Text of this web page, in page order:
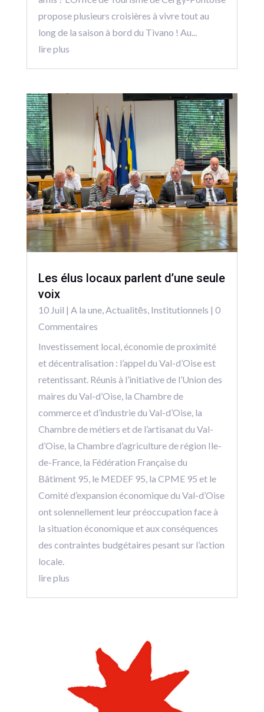
propose plusieurs croisières à vivre tout au
long de la saison à bord du Tivano ! Au...
lire plus
Les élus locaux parlent d’une seule
voix
10 Juil | A la une,Actualitēs, Institutionnels | 0
Commentaires
Investissement local, économie de proximité
et décentralisation : l’appel du Val-d’Oise est
retentissant. Réunis à l’initiative de l’Union des
maires du Val-d’Oise, la Chambre de
commerce et d’industrie du Val-d’Oise, la
Chambre de métiers et de l’artisanat du Val-
d’Oise, la Chambre d’agriculture de région Ile-
de-France, la Fédération Française du
Bâtiment 95, le MEDEF 95, la CPME 95 et le
Comité d’expansion économique du Val-d’Oise
ont solennellement leur préoccupation face à
la situation économique et aux conséquences
des contraintes budgétaires pesant sur l’action
locale.
lire plus